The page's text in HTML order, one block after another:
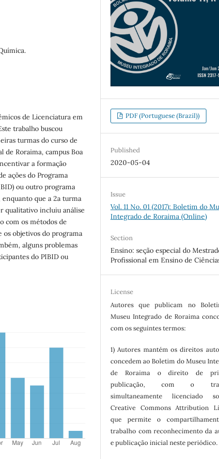
de Licenciatura em
trabalho buscou
turmas do curso de
de Roraima, campus Boa
a formação
ações do Programa
ou outro programa
que a 2a turma
qualitativo incluiu análise
com os métodos de
os objetivos do programa
alguns problemas
do PIBID ou
PDF (Portuguese (Brazil))
Published
2020-05-04
Issue
Vol. 11 No. 01 (2017): Boletim do
Integrado de Roraima (Online)
Section
Ensino: seção especial do
Profissional em Ensino de
License
Autores que publicam no
Museu Integrado de Roraima
com os seguintes termos:
1) Autores mantém os direitos
concedem ao Boletim do Museu
de Roraima o direito de
publicação, com o
simultaneamente licenciado
Creative Commons Attribution
que permite o
trabalho com reconhecimento da
e publicação inicial neste periódico.